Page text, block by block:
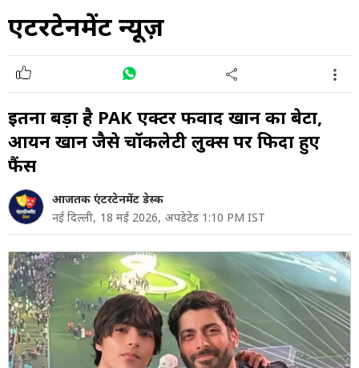
एंटरटेनमेंट न्यूज़
इतना बड़ा है PAK एक्टर फवाद खान का बेटा,
आर्यन खान जैसे चॉकलेटी लुक्स पर फिदा हुए
फैंस
आजतक एंटरटेनमेंट डेस्क
नई दिल्ली, 18 मई 2026, अपडेटेड 1:10 PM IST